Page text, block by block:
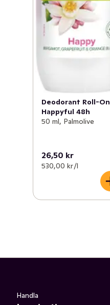
Deodorant Roll-On
Happyful 48h
50 ml, Palmolive
26,50 kr
530,00 kr /l
Handla